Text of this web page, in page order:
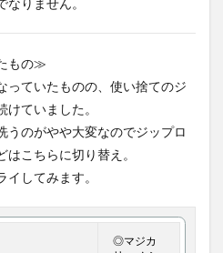
りません。
もの≫
っていたものの、使い捨てのジ
ていました。
うのがやや大変なのでジップロ
こちらに切り替え。
してみます。
◎マジカ